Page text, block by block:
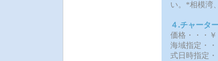
い。*相模湾
４.チャータ
価格・・・
海域指定・
式日時指定